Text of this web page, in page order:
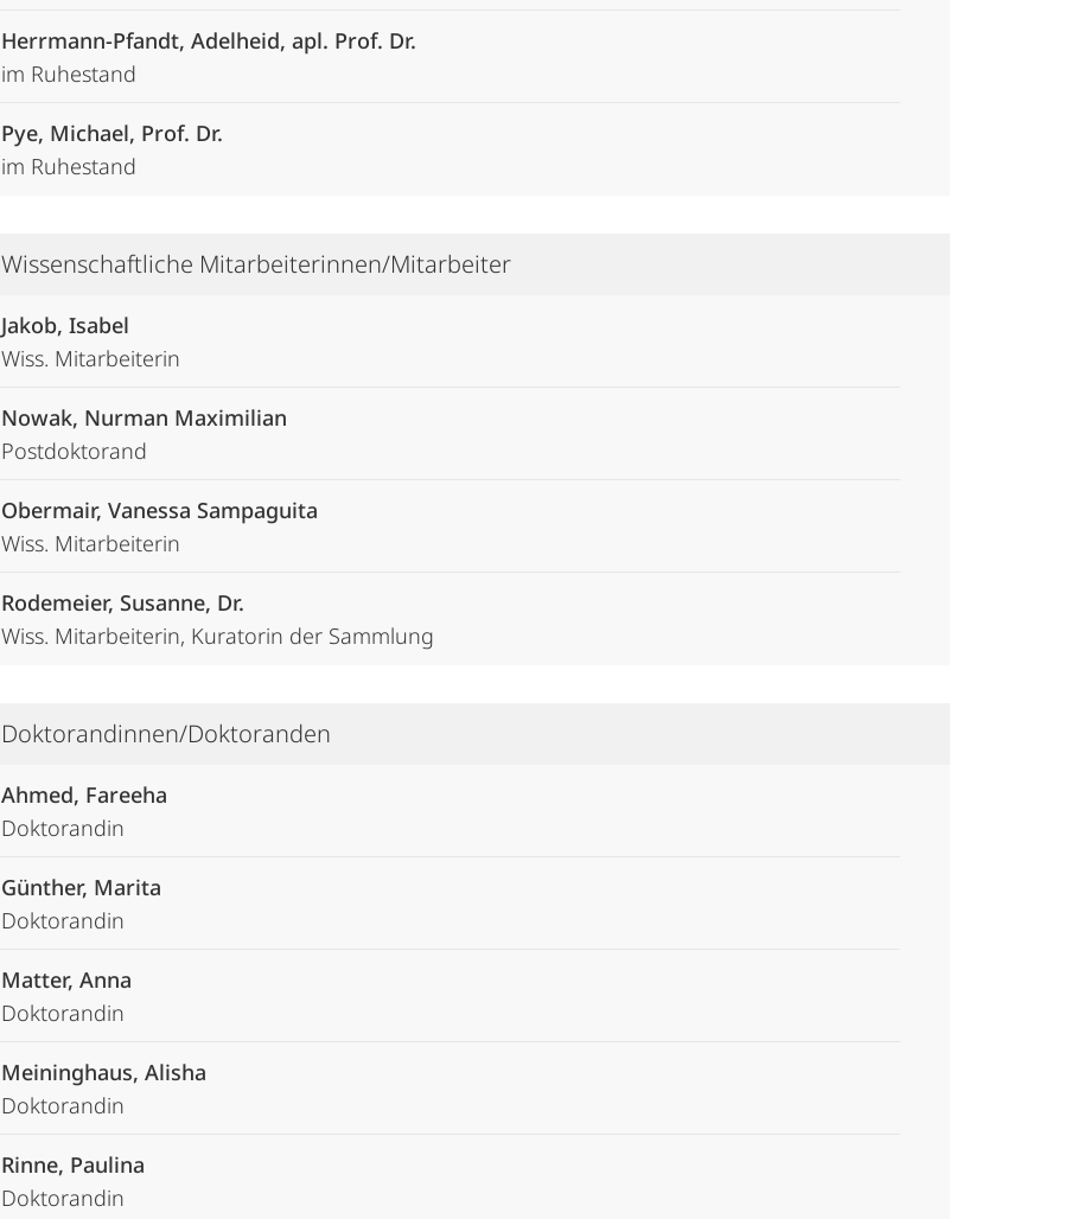
Herrmann-Pfandt, Adelheid, apl. Prof. Dr.
im Ruhestand
Pye, Michael, Prof. Dr.
im Ruhestand
Wissenschaftliche Mitarbeiterinnen/Mitarbeiter
Jakob, Isabel
Wiss. Mitarbeiterin
Nowak, Nurman Maximilian
Postdoktorand
Obermair, Vanessa Sampaguita
Wiss. Mitarbeiterin
Rodemeier, Susanne, Dr.
Wiss. Mitarbeiterin, Kuratorin der Sammlung
Doktorandinnen/Doktoranden
Ahmed, Fareeha
Doktorandin
Günther, Marita
Doktorandin
Matter, Anna
Doktorandin
Meininghaus, Alisha
Doktorandin
Rinne, Paulina
Doktorandin